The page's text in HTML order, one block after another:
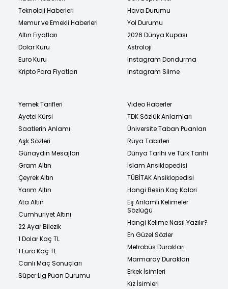
Teknoloji Haberleri
Memur ve Emekli Haberleri
Altın Fiyatları
Dolar Kuru
Euro Kuru
Kripto Para Fiyatları
Hava Durumu
Yol Durumu
2026 Dünya Kupası
Astroloji
Instagram Dondurma
Instagram Silme
Yemek Tarifleri
Ayetel Kürsi
Saatlerin Anlamı
Aşk Sözleri
Günaydın Mesajları
Gram Altın
Çeyrek Altın
Yarım Altın
Ata Altın
Cumhuriyet Altını
22 Ayar Bilezik
1 Dolar Kaç TL
1 Euro Kaç TL
Canlı Maç Sonuçları
Süper Lig Puan Durumu
Video Haberler
TDK Sözlük Anlamları
Üniversite Taban Puanları
Rüya Tabirleri
Dünya Tarihi ve Türk Tarihi
İslam Ansiklopedisi
TÜBİTAK Ansiklopedisi
Hangi Besin Kaç Kalori
Eş Anlamlı Kelimeler
Sözlüğü
Hangi Kelime Nasıl Yazılır?
En Güzel Sözler
Metrobüs Durakları
Marmaray Durakları
Erkek İsimleri
Kız İsimleri